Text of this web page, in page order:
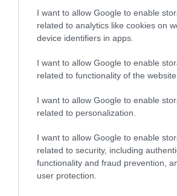
I want to allow Google to enable
related to analytics like cookies on
device identifiers in apps.
I want to allow Google to enable
related to functionality of the website
I want to allow Google to enable
related to personalization.
I want to allow Google to enable
related to security, including
functionality and fraud prevention,
user protection.
07.08.2026 | 02:02
Στο Βελιγράδι ο Β.Ζελένσκι:
στρατόπεδο της Ρωσίας»